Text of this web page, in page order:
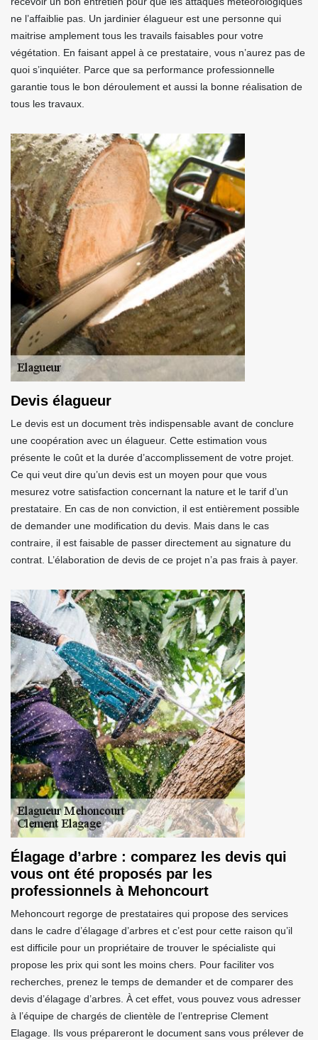
ne l’affaiblie pas. Un jardinier élagueur est une personne qui
maitrise amplement tous les travails faisables pour votre
végétation. En faisant appel à ce prestataire, vous n’aurez pas de
quoi s’inquiéter. Parce que sa performance professionnelle
garantie tous le bon déroulement et aussi la bonne réalisation de
tous les travaux.
Devis élagueur
Le devis est un document très indispensable avant de conclure
une coopération avec un élagueur. Cette estimation vous
présente le coût et la durée d’accomplissement de votre projet.
Ce qui veut dire qu’un devis est un moyen pour que vous
mesurez votre satisfaction concernant la nature et le tarif d’un
prestataire. En cas de non conviction, il est entièrement possible
de demander une modification du devis. Mais dans le cas
contraire, il est faisable de passer directement au signature du
contrat. L’élaboration de devis de ce projet n’a pas frais à payer.
Élagage d’arbre : comparez les devis qui
vous ont été proposés par les
professionnels à Mehoncourt
Mehoncourt regorge de prestataires qui propose des services
dans le cadre d’élagage d’arbres et c’est pour cette raison qu’il
est difficile pour un propriétaire de trouver le spécialiste qui
propose les prix qui sont les moins chers. Pour faciliter vos
recherches, prenez le temps de demander et de comparer des
devis d’élagage d’arbres. À cet effet, vous pouvez vous adresser
à l’équipe de chargés de clientèle de l’entreprise Clement
Elagage. Ils vous prépareront le document sans vous prélever de